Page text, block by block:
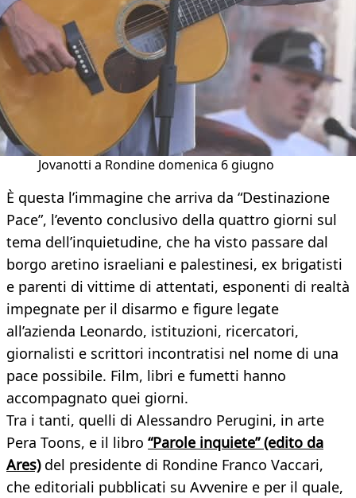
Jovanotti a Rondine domenica 6 giugno
È questa l’immagine che arriva da “Destinazione
Pace”, l’evento conclusivo della quattro giorni sul
tema dell’inquietudine, che ha visto passare dal
borgo aretino israeliani e palestinesi, ex brigatisti
e parenti di vittime di attentati, esponenti di realtà
impegnate per il disarmo e figure legate
all’azienda Leonardo, istituzioni, ricercatori,
giornalisti e scrittori incontratisi nel nome di una
pace possibile. Film, libri e fumetti hanno
accompagnato quei giorni.
Tra i tanti, quelli di Alessandro Perugini, in arte
Pera Toons, e il libro “Parole inquiete” (edito da
Ares)del presidente di Rondine Franco Vaccari,
che editoriali pubblicati su Avvenire e per il quale,